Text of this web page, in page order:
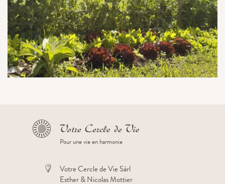
Pour une vie en harmonie
Votre Cercle de Vie Sàrl
Esther & Nicolas Mottier